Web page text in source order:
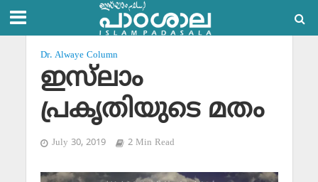
Dr. Alwaye Column
ഇസ്‌ലാം
പ്രകൃതിയുടെ മതം
July 30, 2019 2 Min Read